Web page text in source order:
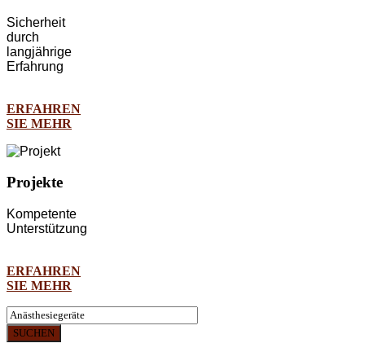
Sicherheit
durch
langjährige
Erfahrung
ERFAHREN
SIE MEHR
Projekte
Kompetente
Unterstützung
ERFAHREN
SIE MEHR
SUCHEN